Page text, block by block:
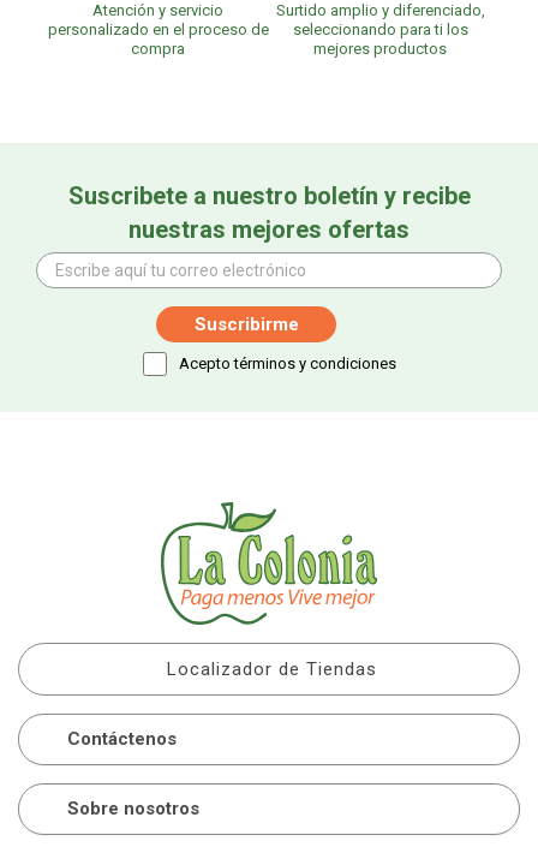
Atención y servicio
personalizado en el proceso de
compra
Surtido amplio y diferenciado,
seleccionando para ti los
mejores productos
Suscribete a nuestro boletín y recibe
nuestras mejores ofertas
Acepto términos y condiciones
Localizador de Tiendas
Contáctenos
Sobre nosotros